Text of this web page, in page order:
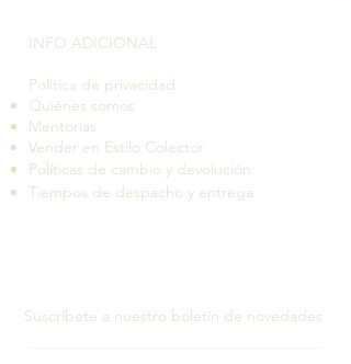
INFO ADICIONAL​
Política de privacidad
Quiénes somos
Mentorías
Vender en Estilo Colector
Políticas de cambio y devolución
Tiempos de despacho y entrega
Suscríbete a nuestro boletín de novedades